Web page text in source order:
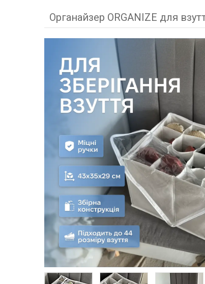
Органайзер ORGANIZE для